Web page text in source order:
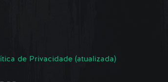
de Privacidade (atualizada)